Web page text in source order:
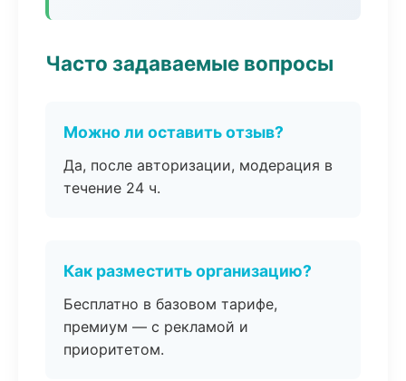
Часто задаваемые вопросы
Можно ли оставить отзыв?
Да, после авторизации, модерация в
течение 24 ч.
Как разместить организацию?
Бесплатно в базовом тарифе,
премиум — с рекламой и
приоритетом.